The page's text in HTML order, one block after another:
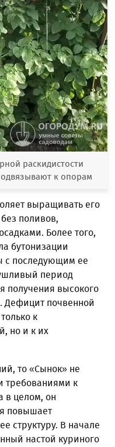
раскидистости
к опорам
выращивать его
поливов,
Более того,
бутонизации
с последующим ее
период
получения высокого
Дефицит почвенной
к
но и к их
то «Сынок» не
требованиями к
в целом, он
повышает
структуру. В начале
настой куриного